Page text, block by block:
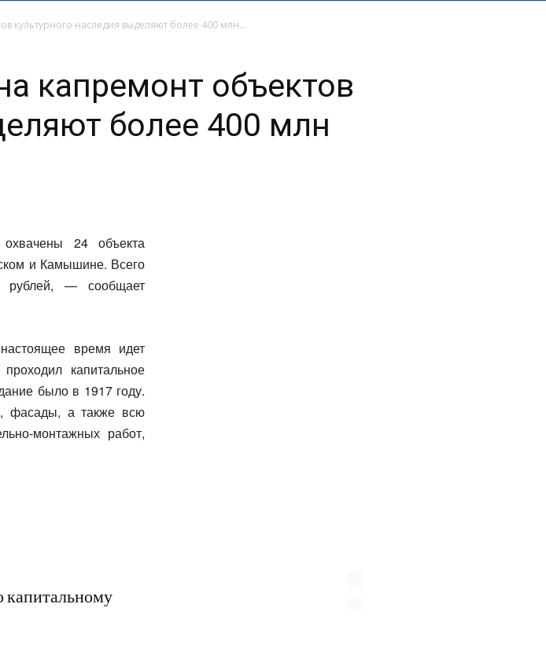
культурного наследия выделяют более 400 млн...
капремонт объектов
более 400 млн
24 объекта
и Камышине. Всего
рублей, — сообщает
время идет
капитальное
было в 1917 году.
фасады, а также всю
монтажных работ,
капитальному